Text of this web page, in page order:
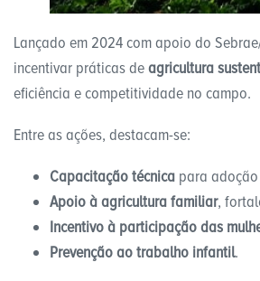
Lançado em 2024 com apoio do
incentivar práticas deagricultura
eficiência e competitividade no campo.
Entre as ações, destacam-se:
Capacitação técnica para
Apoio à agricultura familiar,
Incentivo à participação das
Prevenção ao trabalho infantil.